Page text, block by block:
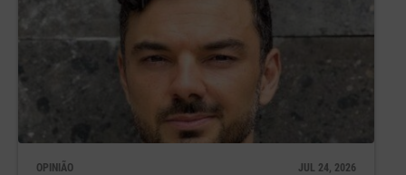
OPINIÃO JUL 24, 2026